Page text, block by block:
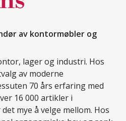
av kontormøbler og
lager og industri. Hos
av moderne
70 års erfaring med
16 000 artikler i
mye å velge mellom. Hos